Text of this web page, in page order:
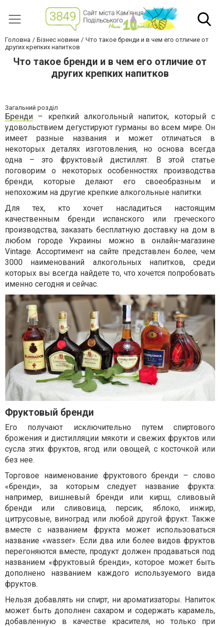
Головна Бізнес новини
Что такое бренди и в чем его отличие от
других крепких напитков
Что такое бренди и в чем его отличие от
других крепких напитков
Загальний розділ
Бренди – крепкий алкогольный напиток, который с
удовольствием дегустируют гурманы во всем мире. Он
имеет разные названия и может отличаться в
некоторых деталях изготовления, но основа всегда
одна – это фруктовый дистиллят. В этой статье
поговорим о некоторых особенностях производства
бренди, которые делают его своеобразным и
непохожим на другие крепкие алкогольные напитки.
Для тех, кто хочет насладиться настоящим
качественным бренди испанского или греческого
производства, заказать бесплатную доставку на дом в
любом городе Украины можно в онлайн-магазине
Vintage. Ассортимент на сайте представлен более, чем
3000 наименований алкогольных напитков, среди
которых вы всегда найдете то, что хочется попробовать
именно сегодня и сейчас.
Фруктовый бренди
Его получают исключительно путем спиртового
брожения и дистилляции мякоти и свежих фруктов или
сусла этих фруктов, ягод или овощей, с косточкой или
без нее.
Торговое наименование фруктового бренди – слово
«бренди», за которым следует название фрукта:
например, вишневый бренди или кирш, сливовый
бренди или сливовица, персик, яблоко, инжир,
цитрусовые, виноград или любой другой фрукт. Также
вместе с названием фрукта может использоваться
название «wasser». Если два или более видов фруктов
перегоняются вместе, продукт должен продаваться под
названием «фруктовый бренди», которое может быть
дополнено названием каждого используемого вида
фруктов.
Нельзя добавлять ни спирт, ни ароматизаторы. Напиток
может быть дополнен сахаром и содержать карамель,
добавленную в качестве красителя, но только при